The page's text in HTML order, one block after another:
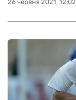
26 червня 2021, 12:02